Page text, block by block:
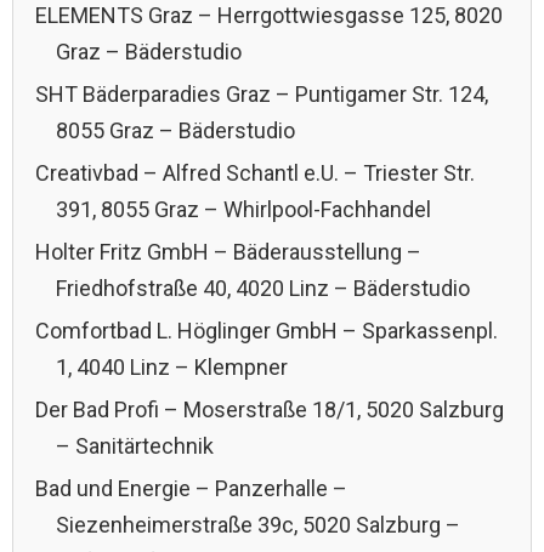
ELEMENTS Graz – Herrgottwiesgasse 125, 8020
Graz – Bäderstudio
SHT Bäderparadies Graz – Puntigamer Str. 124,
8055 Graz – Bäderstudio
Creativbad – Alfred Schantl e.U. – Triester Str.
391, 8055 Graz – Whirlpool-Fachhandel
Holter Fritz GmbH – Bäderausstellung –
Friedhofstraße 40, 4020 Linz – Bäderstudio
Comfortbad L. Höglinger GmbH – Sparkassenpl.
1, 4040 Linz – Klempner
Der Bad Profi – Moserstraße 18/1, 5020 Salzburg
– Sanitärtechnik
Bad und Energie – Panzerhalle –
Siezenheimerstraße 39c, 5020 Salzburg –